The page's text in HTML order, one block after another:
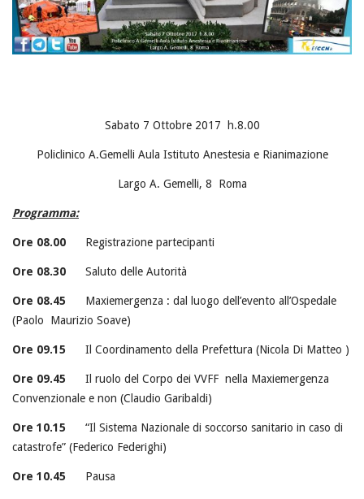
Sabato 7 Ottobre 2017 h.8.00
Policlinico A.Gemelli Aula Istituto Anestesia e Rianimazione
Largo A. Gemelli, 8 Roma
Programma:
Ore 08.00 Registrazione partecipanti
Ore 08.30 Saluto delle Autorità
Ore 08.45 Maxiemergenza : dal luogo dell’evento all’Ospedale
(Paolo Maurizio Soave)
Ore 09.15 Il Coordinamento della Prefettura (Nicola Di Matteo )
Ore 09.45 Il ruolo del Corpo dei VVFF nella Maxiemergenza
Convenzionale e non (Claudio Garibaldi)
Ore 10.15 “Il Sistema Nazionale di soccorso sanitario in caso di
catastrofe” (Federico Federighi)
Ore 10.45 Pausa